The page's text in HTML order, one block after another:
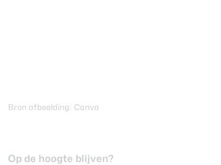
Bron afbeelding: Canva
Op de hoogte blijven?